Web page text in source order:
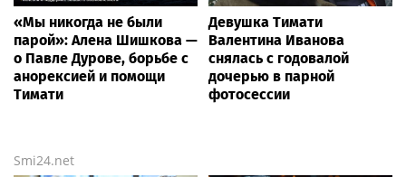
«Мы никогда не были
парой»: Алена Шишкова —
о Павле Дурове, борьбе с
анорексией и помощи
Тимати
Девушка Тимати
Валентина Иванова
снялась с годовалой
дочерью в парной
фотосессии
Smi24.net